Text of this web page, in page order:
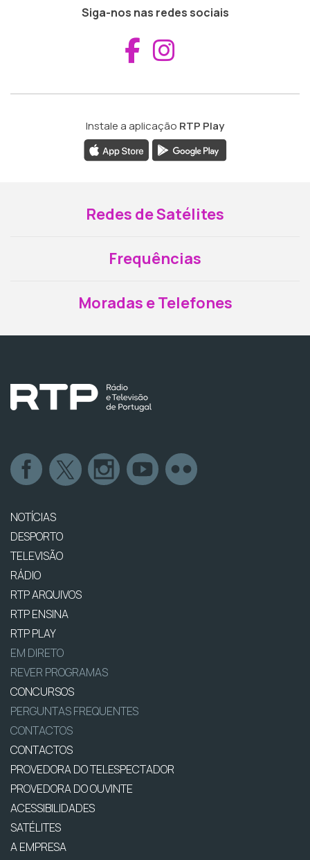
Siga-nos nas redes sociais
Aceder ao
Instale a aplicação RTP Play
Redes de Satélites
Frequências
Moradas e Telefones
NOTÍCIAS
DESPORTO
TELEVISÃO
RÁDIO
RTP ARQUIVOS
RTP ENSINA
RTP PLAY
EM DIRETO
REVER PROGRAMAS
CONCURSOS
PERGUNTAS FREQUENTES
CONTACTOS
CONTACTOS
PROVEDORA DO TELESPECTADOR
PROVEDORA DO OUVINTE
ACESSIBILIDADES
SATÉLITES
A EMPRESA